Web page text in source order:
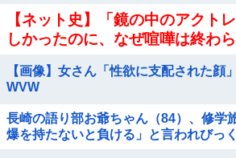
【ネット史】「鏡の中のアクト
しかったのに、なぜ喧嘩は終わ
【画像】女さん「性欲に支配された
WVW
長崎の語り部お爺ちゃん（84）、修学
爆を持たないと負ける」と言われび